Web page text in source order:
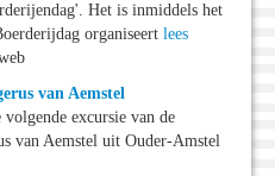
Het is inmiddels het
organiseert lees
van Aemstel
excursie van de
van Aemstel uit Ouder-Amstel